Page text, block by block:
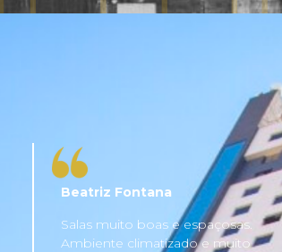
Salas muito boas e espaçosas.
Ambiente climatizado e muito
Beatriz Fontana